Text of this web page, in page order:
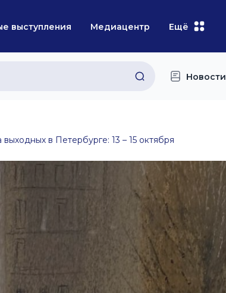
выступления Медиацентр Ещё
Новости
выходных в Петербурге: 13 – 15 октября